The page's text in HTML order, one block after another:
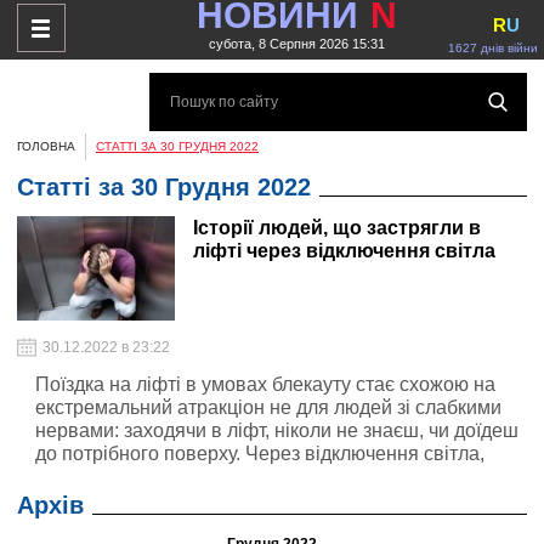
НОВИНИ N
субота, 8 Серпня 2026 15:31 1627 днів війни
RU
ГОЛОВНА СТАТТІ ЗА 30 ГРУДНЯ 2022
Статті за 30 Грудня 2022
Історії людей, що застрягли в
ліфті через відключення світла
30.12.2022 в 23:22
Поїздка на ліфті в умовах блекауту стає схожою на
екстремальний атракціон не для людей зі слабкими
нервами: заходячи в ліфт, ніколи не знаєш, чи доїдеш
до потрібного поверху. Через відключення світла,
української енергетичної інфраструктури, у Києві
почастішали випадки, коли пасажири застряють у
Архів